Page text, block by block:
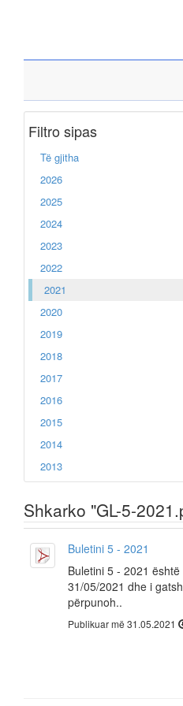
Filtro sipas
Të gjitha
2026
2025
2024
2023
2022
2021
2020
2019
2018
2017
2016
2015
2014
2013
Shkarko "GL-5-
Buletini 5 - 2021
Buletini 5 - 2021
31/05/2021 dhe i
përpunoh..
Publikuar më 31.05.2021